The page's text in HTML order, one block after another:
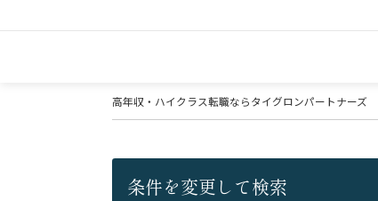
高年収・ハイクラス転職ならタイグロンパートナーズ
条件を変更して検索